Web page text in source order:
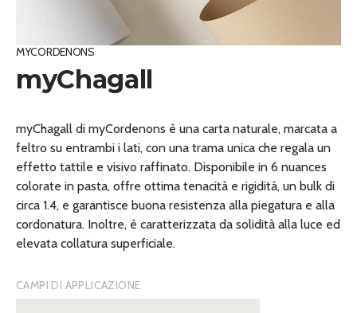
MYCORDENONS
myChagall
myChagall di myCordenons è una carta naturale, marcata a
feltro su entrambi i lati, con una trama unica che regala un
effetto tattile e visivo raffinato. Disponibile in 6 nuances
colorate in pasta, offre ottima tenacità e rigidità, un bulk di
circa 1.4, e garantisce buona resistenza alla piegatura e alla
cordonatura. Inoltre, è caratterizzata da solidità alla luce ed
elevata collatura superficiale.
CAMPI DI APPLICAZIONE